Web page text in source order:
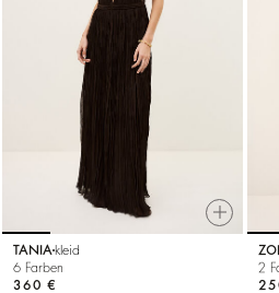
TANIA kleid
6 Farben
360 €
2